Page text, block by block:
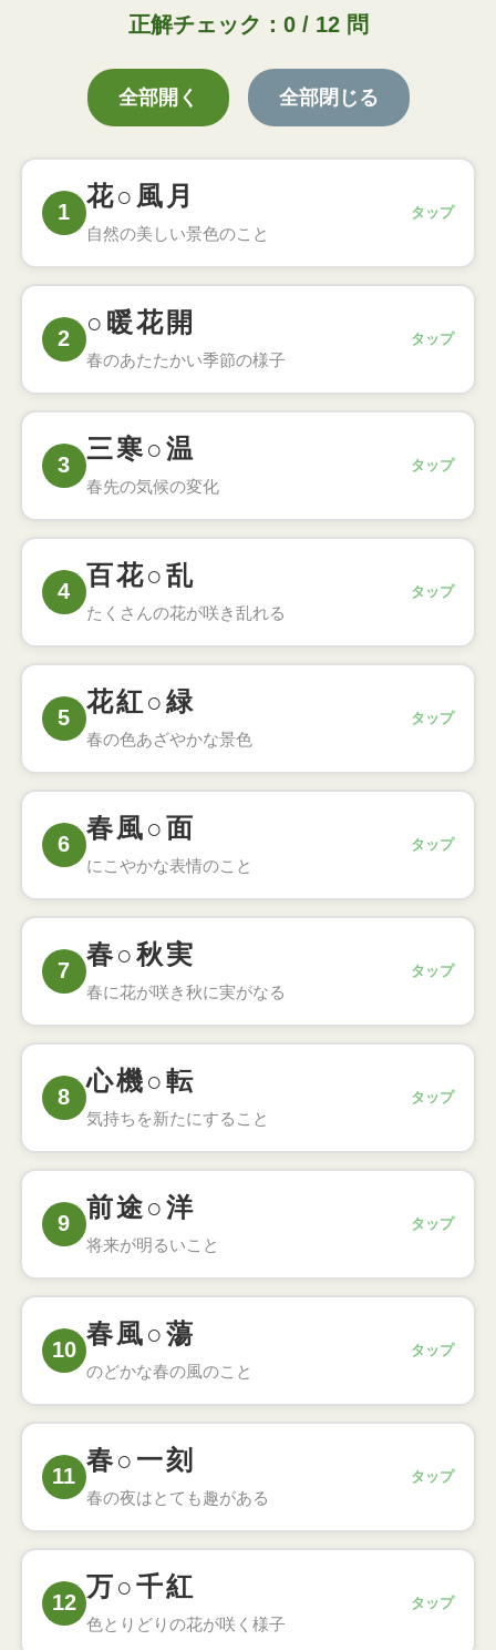
正解チェック：0 / 12 問
全部開く 全部閉じる
1
花○風月
自然の美しい景色のこと
タップ
花鳥風月（かちょうふうげつ）
自然の美しい風景や、それを楽しむ風流な心のこと
2
○暖花開
春のあたたかい季節の様子
タップ
春暖花開（しゅんだんかかい）
春になり暖かくなって、花が咲き始めるおだやかな
3
三寒○温
春先の気候の変化
タップ
三寒四温（さんかんしおん）
寒い日が三日続くと暖かい日が四日続く、春先の気
4
百花○乱
たくさんの花が咲き乱れる
タップ
百花繚乱（ひゃっかりょうらん）
いろいろな花が一斉に美しく咲き乱れている華やか
5
花紅○緑
春の色あざやかな景色
タップ
花紅柳緑（かこうりゅうりょく）
紅い花と緑の柳が美しく、春の色あざやかな自然の
6
春風○面
にこやかな表情のこと
タップ
春風満面（しゅんぷうまんめん）
喜びやうれしさが顔いっぱいにあふれている、にこ
7
春○秋実
春に花が咲き秋に実がなる
タップ
春華秋実（しゅんかしゅうじつ）
春に花が咲き秋に実を結ぶように、努力がやがて成
8
心機○転
気持ちを新たにすること
タップ
心機一転（しんきいってん）
あることをきっかけに、気持ちをすっかり入れ替え
9
前途○洋
将来が明るいこと
タップ
前途洋洋（ぜんとようよう）
これからの行く先が明るく希望に満ちあふれている
10
春風○蕩
のどかな春の風のこと
タップ
春風駘蕩（しゅんぷうたいとう）
春の風がのどかに吹く様子。おだやかでのんびりし
11
春○一刻
春の夜はとても趣がある
タップ
春宵一刻（しゅんしょういっこく）
春の夜はとても趣深く、わずかな時間でも値千金の
12
万○千紅
色とりどりの花が咲く様子
タップ